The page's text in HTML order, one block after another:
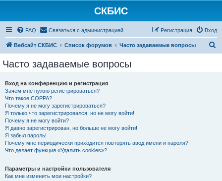
СКБИС
FAQ Связаться с администрацией Вход
Регистрация
Вебсайт СКБИС Список форумов Часто задаваемые вопросы
Часто задаваемые вопросы
Вход на конференцию и регистрация
Зачем мне нужно регистрироваться?
Что такое COPPA?
Почему я не могу зарегистрироваться?
Я только что зарегистрировался, но не могу войти!
Почему я не могу войти?
Я давно зарегистрирован, но больше не могу войти!
Я забыл пароль!
Почему мне периодически приходится повторять ввод имени и пароля?
Что делает функция «Удалить cookies»?
Параметры и настройки пользователя
Как мне изменить мои настройки?